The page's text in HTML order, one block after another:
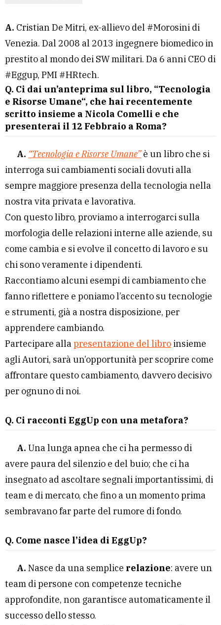
A. Cristian De Mitri, ex-allievo del #Morosini di
Venezia. Dal 2008 al 2013 ingegnere biomedico in
prestito al mondo dei SW militari. Da 6 anni CEO di
#Eggup, PMI #HRtech.
Q. Ci dai un’anteprima sul libro, “Tecnologia
e Risorse Umane“, che hai recentemente
scritto insieme a Nicola Comelli e che
presenterai il 12 Febbraio a Roma?
A. “Tecnologia e Risorse Umane”è un libro che si
interroga sui cambiamenti sociali dovuti alla
sempre maggiore presenza della tecnologia nella
nostra vita privata e lavorativa.
Con questo libro, proviamo a interrogarci sulla
morfologia delle relazioni interne alle aziende, su
come cambia e si evolve il concetto di lavoro e su
chi sono veramente i dipendenti.
Raccontiamo alcuni esempi di cambiamento che
fanno riflettere e poniamo l’accento su tecnologie
e strumenti, già a nostra disposizione, per
apprendere cambiando.
Partecipare allapresentazione del libroinsieme
agli Autori, sarà un’opportunità per scoprire come
affrontare questo cambiamento, davvero decisivo
per ognuno di noi.
Q. Ci racconti EggUp con una metafora?
A. Una lunga apnea che ci ha permesso di
avere paura del silenzio e del buio; che ci ha
insegnato ad ascoltare segnali importantissimi, di
team e di mercato, che fino a un momento prima
sembravano far parte del rumore di fondo.
Q. Come nasce l’idea di EggUp?
A. Nasce da una semplice relazione: avere un
team di persone con competenze tecniche
approfondite, non garantisce automaticamente il
successo dello stesso.